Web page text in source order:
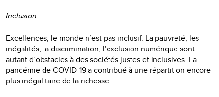
Inclusion
Excellences, le monde n’est pas inclusif. La pauvreté, les
inégalités, la discrimination, l’exclusion numérique sont
autant d’obstacles à des sociétés justes et inclusives. La
pandémie de COVID-19 a contribué à une répartition encore
plus inégalitaire de la richesse.